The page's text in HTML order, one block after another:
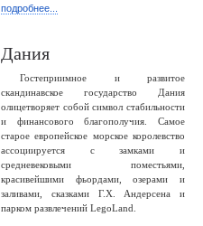
подробнее...
Дания
Гостеприимное и развитое
скандинавское государство Дания
олицетворяет собой символ стабильности
и финансового благополучия. Самое
старое европейское морское королевство
ассоциируется с замками и
средневековыми поместьями,
красивейшими фьордами, озерами и
заливами, сказками Г.Х. Андерсена и
парком развлечений LegoLand.